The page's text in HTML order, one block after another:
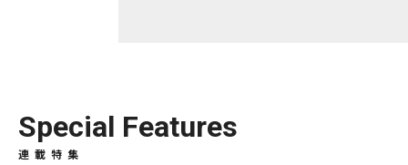
Special Features
連載特集